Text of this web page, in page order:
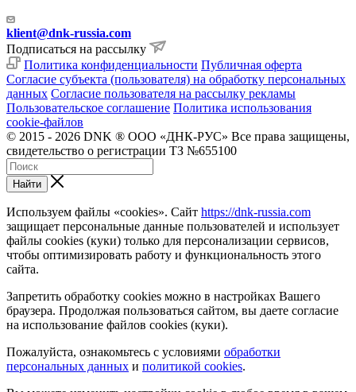
klient@dnk-russia.com
Подписаться на рассылку
Политика конфиденциальности Публичная оферта
Согласие субъекта (пользователя) на обработку персональных
данных Согласие пользователя на рассылку рекламы
Пользовательское соглашение Политика использования
cookie-файлов
© 2015 - 2026 DNK ® ООО «ДНК-РУС» Все права защищены,
свидетельство о регистрации ТЗ №655100
Найти
Используем файлы «cookies». Сайт https://dnk-russia.com
защищает персональные данные пользователей и использует
файлы cookies (куки) только для персонализации сервисов,
чтобы оптимизировать работу и функциональность этого
сайта.
Запретить обработку cookies можно в настройках Вашего
браузера. Продолжая пользоваться сайтом, вы даете согласие
на использование файлов cookies (куки).
Пожалуйста, ознакомьтесь с условиями обработки
персональных данных и политикой cookies.